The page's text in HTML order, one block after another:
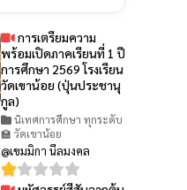
การเตรียมความ
พร้อมเปิดภาคเรียนที่ 1 ปี
การศึกษา 2569 โรงเรียน
วัดเขาน้อย (ปุ่นประชานุ
กูล)
นิเทศการศึกษา ทุกระดับ
🏫 วัดเขาน้อย
@เขมมิกา นีลมงคล